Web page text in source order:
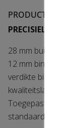
PRECISIELAGER
28 mm buiten
12 mm binnen
verdikte
kwaliteitslager
Toegepast in
standaard rolluiken